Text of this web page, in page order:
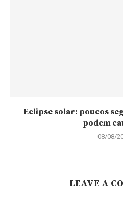
Eclipse solar: poucos
podem
08/08/
LEAVE A